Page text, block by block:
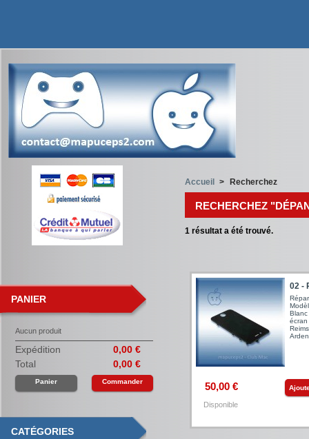
PANIER
Aucun produit
Expédition
0,00 €
Total
0,00 €
Panier Commander
CATÉGORIES
Accueil > Recherchez
RECHERCHEZ
1 résultat a été trouvé.
02 -
Blanc
écran
50,00 €
Disponible